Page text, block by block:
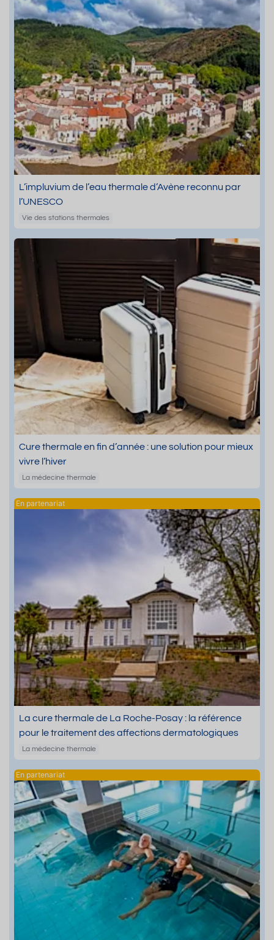
L’impluvium de l’eau thermale d’Avène reconnu par
l’UNESCO
Vie des stations thermales
Cure thermale en fin d’année : une solution pour mieux
vivre l’hiver
La médecine thermale
La cure thermale de La Roche-Posay : la référence
pour le traitement des affections dermatologiques
La médecine thermale